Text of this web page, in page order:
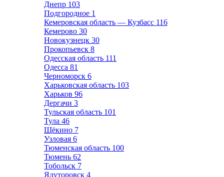
Днепр 103
Подгородное 1
Кемеровская область — Кузбасс 116
Кемерово 30
Новокузнецк 30
Прокопьевск 8
Одесская область 111
Одесса 81
Черноморск 6
Харьковская область 103
Харьков 96
Дергачи 3
Тульская область 101
Тула 46
Щёкино 7
Узловая 6
Тюменская область 100
Тюмень 62
Тобольск 7
Ялуторовск 4